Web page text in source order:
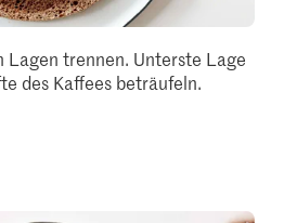
Lagen trennen. Unterste Lage
des Kaffees beträufeln.